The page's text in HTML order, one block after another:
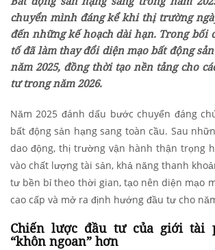
chuyển mình đáng kể khi thị trường
đến những kế hoạch dài hạn. Trong bối
tố đã làm thay đổi diện mạo bất động
năm 2025, đồng thời tạo nền tảng cho
tư trong năm 2026.
Năm 2025 đánh dấu bước chuyển đáng
bất động sản hạng sang toàn cầu. Sau
dao động, thị trường vận hành thận trọng
vào chất lượng tài sản, khả năng thanh
tư bền bỉ theo thời gian, tạo nên diện mạo
cao cấp và mở ra định hướng đầu tư cho
Chiến lược đầu tư của giới tài
“khôn ngoan” hơn